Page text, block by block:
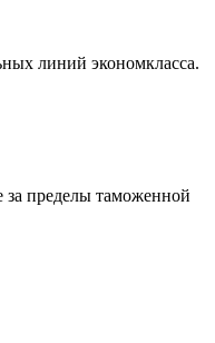
линий экономкласса.
пределы таможенной